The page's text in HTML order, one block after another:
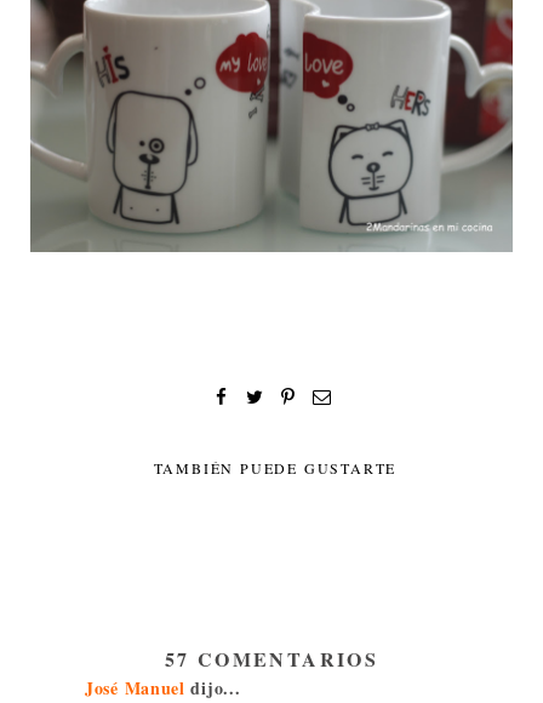
TAMBIÉN PUEDE GUSTARTE
57 COMENTARIOS
José Manuel dijo...